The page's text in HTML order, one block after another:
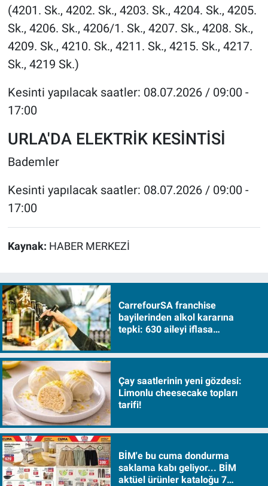
(4201. Sk., 4202. Sk., 4203. Sk., 4204. Sk., 4205.
Sk., 4206. Sk., 4206/1. Sk., 4207. Sk., 4208. Sk.,
4209. Sk., 4210. Sk., 4211. Sk., 4215. Sk., 4217.
Sk., 4219 Sk.)
Kesinti yapılacak saatler: 08.07.2026 / 09:00 -
17:00
URLA'DA ELEKTRİK KESİNTİSİ
Bademler
Kesinti yapılacak saatler: 08.07.2026 / 09:00 -
17:00
Kaynak: HABER MERKEZİ
CarrefourSA franchise
bayilerinden alkol kararına
tepki: 630 aileyi iflasa
Çay saatlerinin yeni gözdesi:
Limonlu cheesecake topları
tarifi!
BİM'e bu cuma dondurma
saklama kabı geliyor... BİM
aktüel ürünler kataloğu 7